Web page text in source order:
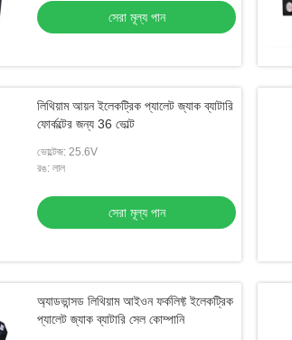
সেরা মূল্য পান
লিথিয়াম আয়ন ইলেকট্রিক প্যালেট জ্যাক ব্যাটারি
ফোর্কল্টের জন্য 36 ভোল্ট
ভোল্টেজ: 25.6V
রঙ: লাল
সেরা মূল্য পান
অ্যাডভান্সড লিথিয়াম আইওন ফর্কলিফ্ট ইলেকট্রিক
প্যালেট জ্যাক ব্যাটারি সেল কোম্পানি